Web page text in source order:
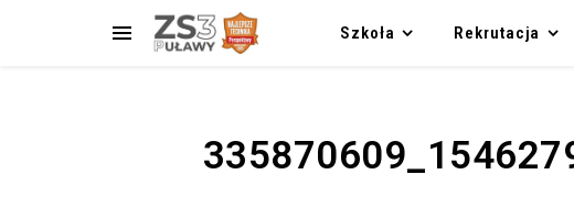
Szkoła Rekrutacja